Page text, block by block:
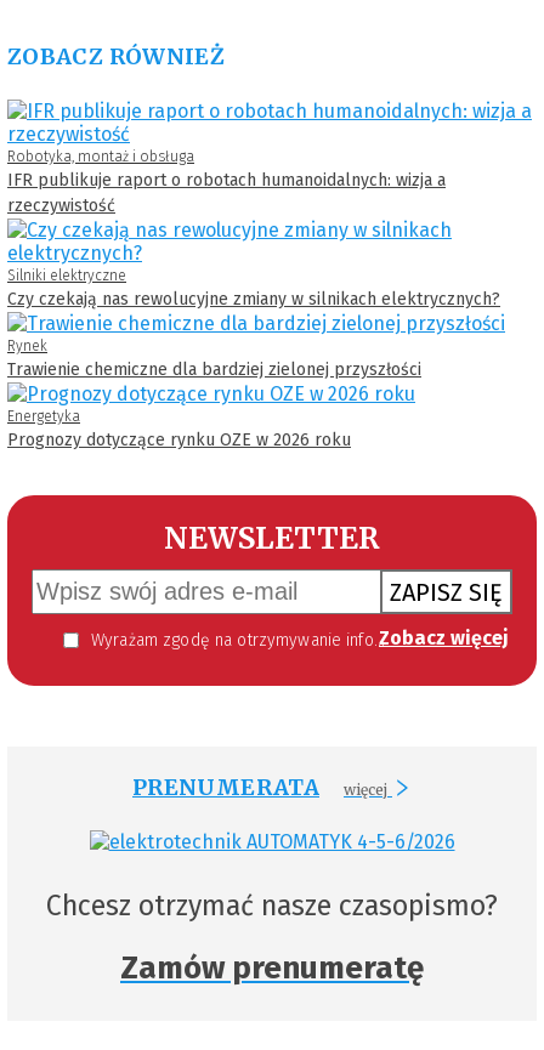
ZOBACZ RÓWNIEŻ
Robotyka, montaż i obsługa
IFR publikuje raport o robotach humanoidalnych: wizja a
rzeczywistość
Silniki elektryczne
Czy czekają nas rewolucyjne zmiany w silnikach elektrycznych?
Rynek
Trawienie chemiczne dla bardziej zielonej przyszłości
Energetyka
Prognozy dotyczące rynku OZE w 2026 roku
NEWSLETTER
ZAPISZ SIĘ
Wyrażam zgodę na otrzymywanie informacji handlowej kierowanej do mnie za pomocą środków komunikacji elektronicznej w szczególności poczty elektronicznej zgodnie z przepisem art. 10 ust 2 ustawy z dnia 18 lipca 2002 roku o świadczeniu usług drogą elektroniczną (Dz. U. 144 z 2002 r. poz. 1204). Zgoda jest dobrowolna, jednak jej wyrażenie jest konieczne, aby otrzymywać newsletter. Zobacz więcej
PRENUMERATA więcej
Chcesz otrzymać nasze czasopismo?
Zamów prenumeratę